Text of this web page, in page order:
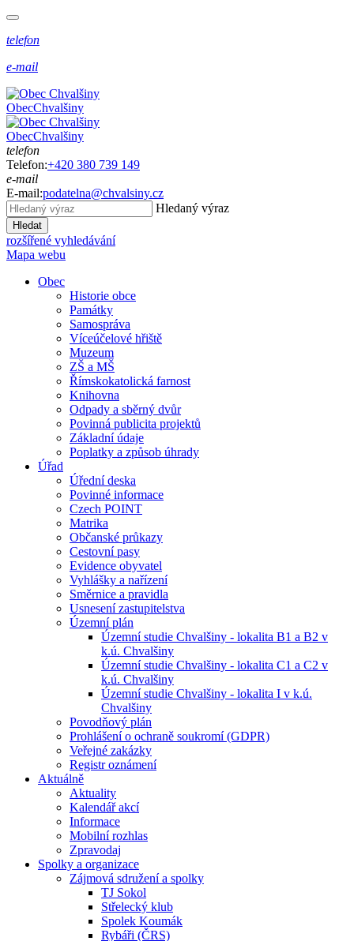
telefon
e-mail
ObecChvalšiny
ObecChvalšiny
telefon
Telefon:+420 380 739 149
e-mail
E-mail:podatelna@chvalsiny.cz
Hledaný výraz
Hledat
rozšířené vyhledávání
Mapa webu
Obec
Historie obce
Památky
Samospráva
Víceúčelové hřiště
Muzeum
ZŠ a MŠ
Římskokatolická farnost
Knihovna
Odpady a sběrný dvůr
Povinná publicita projektů
Základní údaje
Poplatky a způsob úhrady
Úřad
Úřední deska
Povinné informace
Czech POINT
Matrika
Občanské průkazy
Cestovní pasy
Evidence obyvatel
Vyhlášky a nařízení
Směrnice a pravidla
Usnesení zastupitelstva
Územní plán
Územní studie Chvalšiny - lokalita B1 a B2 v
k.ú. Chvalšiny
Územní studie Chvalšiny - lokalita C1 a C2 v
k.ú. Chvalšiny
Územní studie Chvalšiny - lokalita I v k.ú.
Chvalšiny
Povodňový plán
Prohlášení o ochraně soukromí (GDPR)
Veřejné zakázky
Registr oznámení
Aktuálně
Aktuality
Kalendář akcí
Informace
Mobilní rozhlas
Zpravodaj
Spolky a organizace
Zájmová sdružení a spolky
TJ Sokol
Střelecký klub
Spolek Koumák
Rybáři (ČRS)